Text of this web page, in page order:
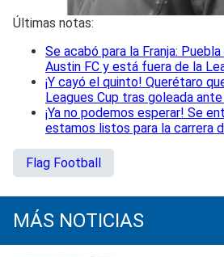
Últimas notas:
Se acabó para la Franja:
Austin FC y está fuera de la
¡Y cayó el quinto! Querétaro
Leagues Cup tras goleada
¡Ya no podemos esperar! Se
estamos listos para la carrera
Flag Football
MÁS NOTICIAS